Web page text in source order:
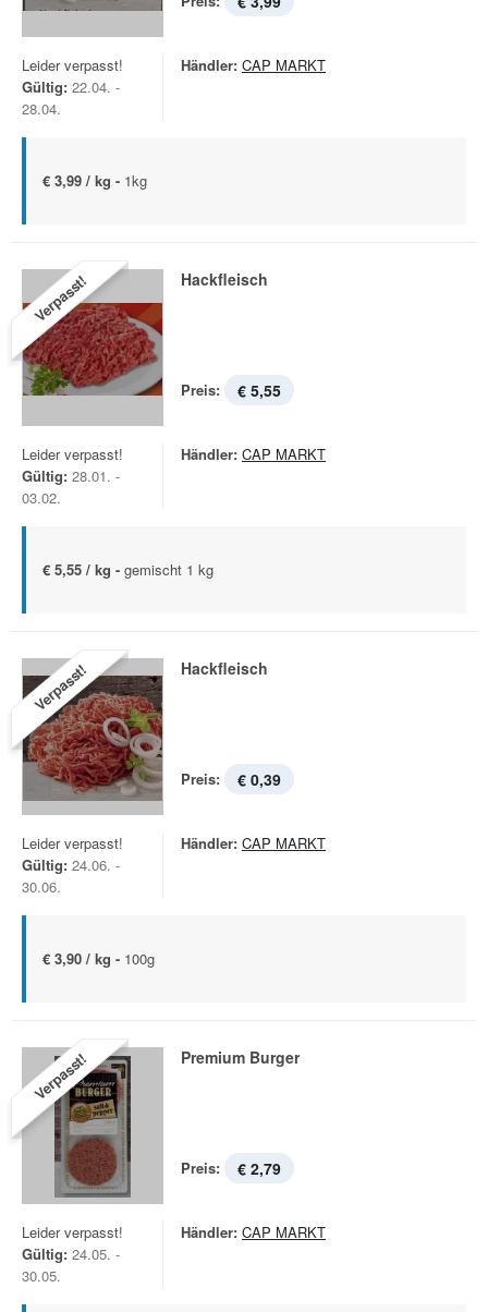
Leider verpasst!
Gültig: 22.04. -
28.04.
Händler: CAP MARKT
€ 3,99 / kg - 1kg
Verpasst! Hackfleisch
Preis: € 5,55
Leider verpasst!
Gültig: 28.01. -
03.02.
Händler: CAP MARKT
€ 5,55 / kg - gemischt 1 kg
Verpasst! Hackfleisch
Preis: € 0,39
Leider verpasst!
Gültig: 24.06. -
30.06.
Händler: CAP MARKT
€ 3,90 / kg - 100g
Verpasst! Premium Burger
Preis: € 2,79
Leider verpasst!
Gültig: 24.05. -
30.05.
Händler: CAP MARKT